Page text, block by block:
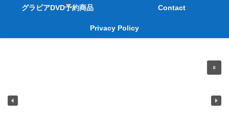
グラビアDVD予約商品 Contact
Privacy Policy